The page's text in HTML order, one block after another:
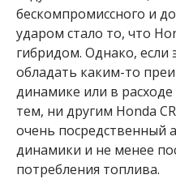
бескомпромиссного и
ударом стало то, что
гибридом. Однако, если
обладать каким-то
динамике или в
тем, ни другим Honda
очень посредственный
динамики и не менее
потребления топлива.